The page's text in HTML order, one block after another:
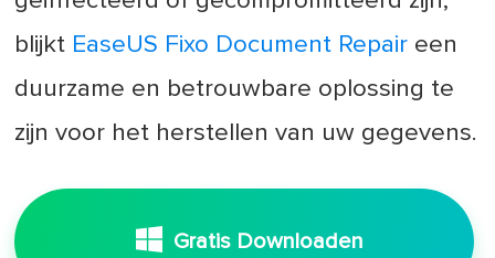
blijkt EaseUS Fixo Document Repair een
duurzame en betrouwbare oplossing te
zijn voor het herstellen van uw gegevens.
Gratis Downloaden